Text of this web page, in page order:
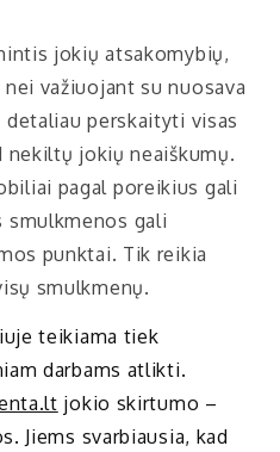
jokių atsakomybių,
važiuojant su nuosava
detaliau perskaityti visas
nekiltų jokių neaiškumų.
pagal poreikius gali
smulkmenos gali
punktai. Tik reikia
smulkmenų.
teikiama tiek
darbams atlikti.
jokio skirtumo –
Jiems svarbiausia, kad